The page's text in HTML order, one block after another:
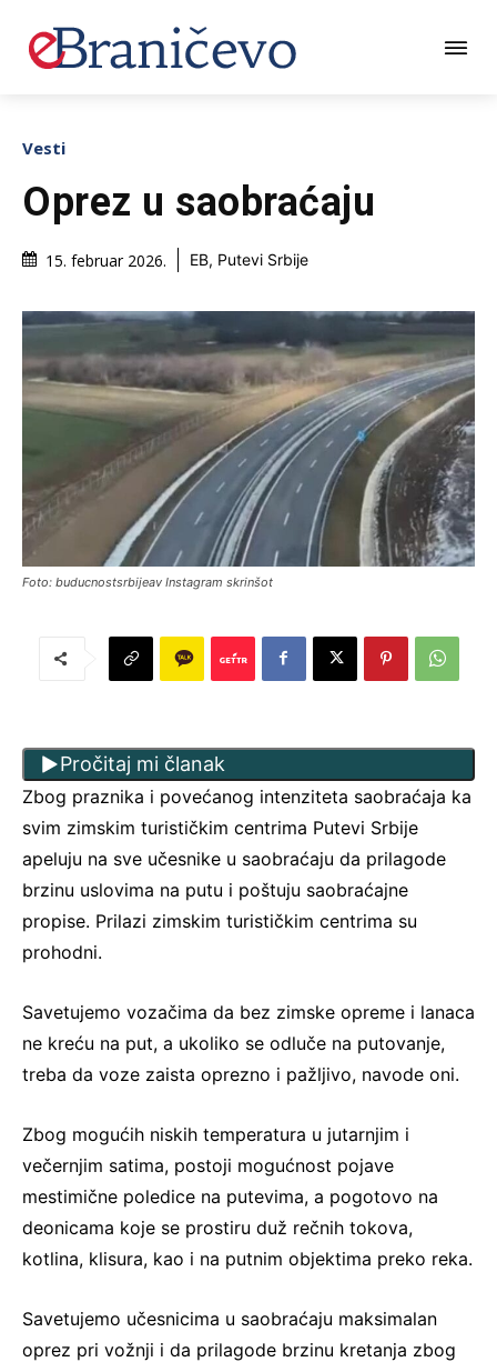
Vesti
Oprez u saobraćaju
15. februar 2026. EB, Putevi Srbije
Foto: buducnostsrbijeav Instagram skrinšot
Pročitaj mi članak
Zbog praznika i povećanog intenziteta saobraćaja ka
svim zimskim turističkim centrima Putevi Srbije
apeluju na sve učesnike u saobraćaju da prilagode
brzinu uslovima na putu i poštuju saobraćajne
propise. Prilazi zimskim turističkim centrima su
prohodni.
Savetujemo vozačima da bez zimske opreme i lanaca
ne kreću na put, a ukoliko se odluče na putovanje,
treba da voze zaista oprezno i pažljivo, navode oni.
Zbog mogućih niskih temperatura u jutarnjim i
večernjim satima, postoji mogućnost pojave
mestimične poledice na putevima, a pogotovo na
deonicama koje se prostiru duž rečnih tokova,
kotlina, klisura, kao i na putnim objektima preko reka.
Savetujemo učesnicima u saobraćaju maksimalan
oprez pri vožnji i da prilagode brzinu kretanja zbog